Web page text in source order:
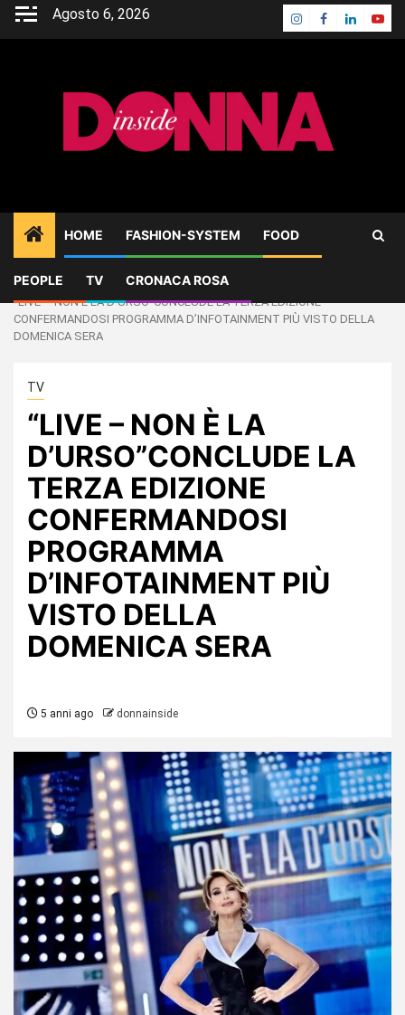
Skip
Agosto 6, 2026 Instagram
Facebook
Linkedin
HOME FASHION-SYSTEM FOOD
PEOPLE TV CRONACA ROSA
Home
TV
“LIVE – NON È LA D’URSO”CONCLUDE LA TERZA EDIZIONE
CONFERMANDOSI PROGRAMMA D’INFOTAINMENT PIÙ VISTO DELLA
DOMENICA SERA
TV
“LIVE – NON È LA
D’URSO”CONCLUDE LA
TERZA EDIZIONE
CONFERMANDOSI
PROGRAMMA
D’INFOTAINMENT PIÙ
VISTO DELLA
DOMENICA SERA
5 anni ago donnainside